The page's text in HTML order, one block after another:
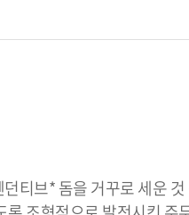
티브* 돔을 거꾸로 세운